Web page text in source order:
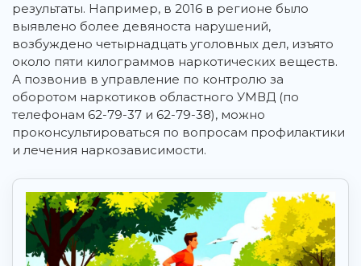
результаты. Например, в 2016 в регионе было
выявлено более девяноста нарушений,
возбуждено четырнадцать уголовных дел, изъято
около пяти килограммов наркотических веществ.
А позвонив в управление по контролю за
оборотом наркотиков областного УМВД (по
телефонам 62-79-37 и 62-79-38), можно
проконсультироваться по вопросам профилактики
и лечения наркозависимости.